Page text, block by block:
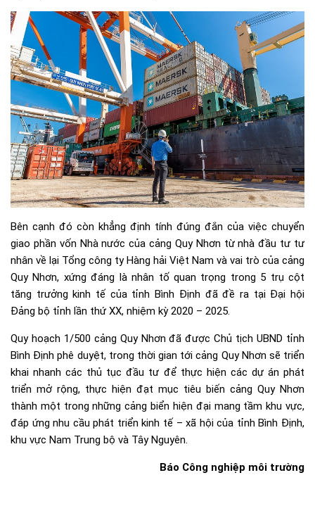
Bên cạnh đó còn khẳng định tính đúng đắn của việc chuyển
giao phần vốn Nhà nước của cảng Quy Nhơn từ nhà đầu tư tư
nhân về lại Tổng công ty Hàng hải Việt Nam và vai trò của cảng
Quy Nhơn, xứng đáng là nhân tố quan trọng trong 5 trụ cột
tăng trưởng kinh tế của tỉnh Bình Định đã đề ra tại Đại hội
Đảng bộ tỉnh lần thứ XX, nhiệm kỳ 2020 – 2025.
Quy hoạch 1/500 cảng Quy Nhơn đã được Chủ tịch UBND tỉnh
Bình Định phê duyệt, trong thời gian tới cảng Quy Nhơn sẽ triển
khai nhanh các thủ tục đầu tư để thực hiện các dự án phát
triển mở rộng, thực hiện đạt mục tiêu biến cảng Quy Nhơn
thành một trong những cảng biển hiện đại mang tầm khu vực,
đáp ứng nhu cầu phát triển kinh tế – xã hội của tỉnh Bình Định,
khu vực Nam Trung bộ và Tây Nguyên.
Báo Công nghiệp môi trường